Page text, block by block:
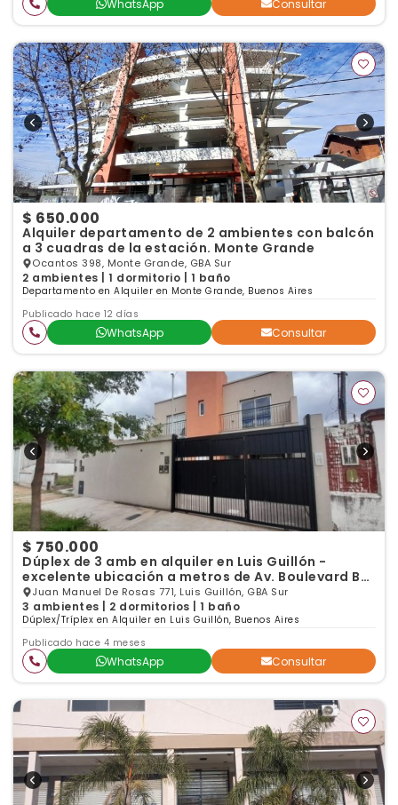
WhatsApp Consultar
$ 650.000
Alquiler departamento de 2 ambientes con balcón
a 3 cuadras de la estación. Monte Grande
Ocantos 398, Monte Grande, GBA Sur
2 ambientes | 1 dormitorio | 1 baño
Departamento en Alquiler en Monte Grande, Buenos Aires
Publicado hace 12 días
WhatsApp Consultar
$ 750.000
Dúplex de 3 amb en alquiler en Luis Guillón -
excelente ubicación a metros de Av. Boulevard Bs
AsJuan Manuel De Rosas 771, Luis Guillón, GBA Sur
3 ambientes | 2 dormitorios | 1 baño
Dúplex/Tríplex en Alquiler en Luis Guillón, Buenos Aires
Publicado hace 4 meses
WhatsApp Consultar